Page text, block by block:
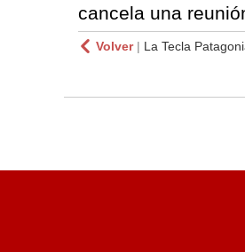
cancela una
Volver| La Tecla